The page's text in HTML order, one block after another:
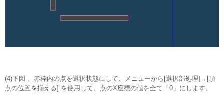
(4)下図 、赤枠内の点を選択状態にして、メニューから[選択部処理]→[頂
点の位置を揃える] を使用して、点のX座標の値を全て「0」にします。